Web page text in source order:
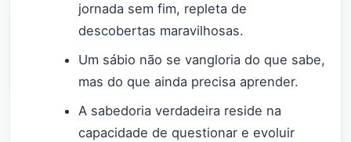
jornada sem fim, repleta de
descobertas maravilhosas.
Um sábio não se vangloria do que sabe,
mas do que ainda precisa aprender.
A sabedoria verdadeira reside na
capacidade de questionar e evoluir